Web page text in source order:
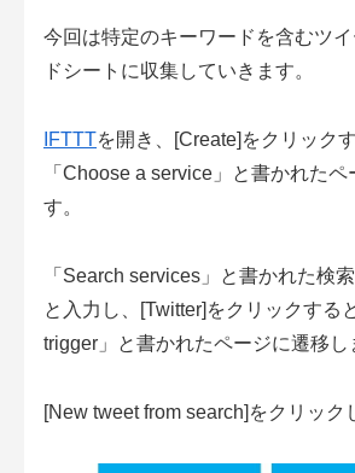
今回は特定のキーワードを含むツ
ドシートに収集していきます。
IFTTTを開き、[Create]をクリックす
「Choose a service」と書かれたペ
す。
「Search services」と書かれた検
と入力し、[Twitter]をクリックする
trigger」と書かれたページに遷移し
[New tweet from search]をクリック